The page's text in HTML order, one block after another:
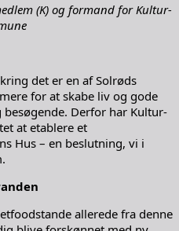
(K) og formand for Kultur-
det er en af Solrøds
for at skabe liv og gode
Derfor har Kultur-
at etablere et
Hus – en beslutning, vi i
allerede fra denne